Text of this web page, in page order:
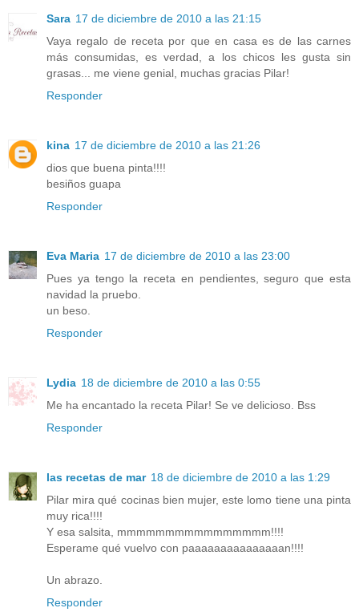
Sara 17 de diciembre de 2010 a las 21:15
Vaya regalo de receta por que en casa es de las carnes
más consumidas, es verdad, a los chicos les gusta sin
grasas... me viene genial, muchas gracias Pilar!
Responder
kina 17 de diciembre de 2010 a las 21:26
dios que buena pinta!!!!
besiños guapa
Responder
Eva Maria 17 de diciembre de 2010 a las 23:00
Pues ya tengo la receta en pendientes, seguro que esta
navidad la pruebo.
un beso.
Responder
Lydia 18 de diciembre de 2010 a las 0:55
Me ha encantado la receta Pilar! Se ve delicioso. Bss
Responder
las recetas de mar 18 de diciembre de 2010 a las 1:29
Pilar mira qué cocinas bien mujer, este lomo tiene una pinta
muy rica!!!!
Y esa salsita, mmmmmmmmmmmmmmmm!!!!
Esperame qué vuelvo con paaaaaaaaaaaaaaan!!!!
Un abrazo.
Responder